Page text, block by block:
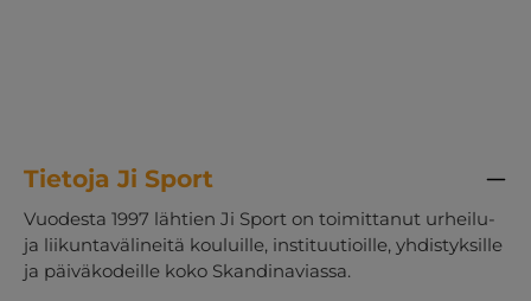
Tietoja Ji Sport
Vuodesta 1997 lähtien Ji Sport on toimittanut urheilu-
ja liikuntavälineitä kouluille, instituutioille, yhdistyksille
ja päiväkodeille koko Skandinaviassa.